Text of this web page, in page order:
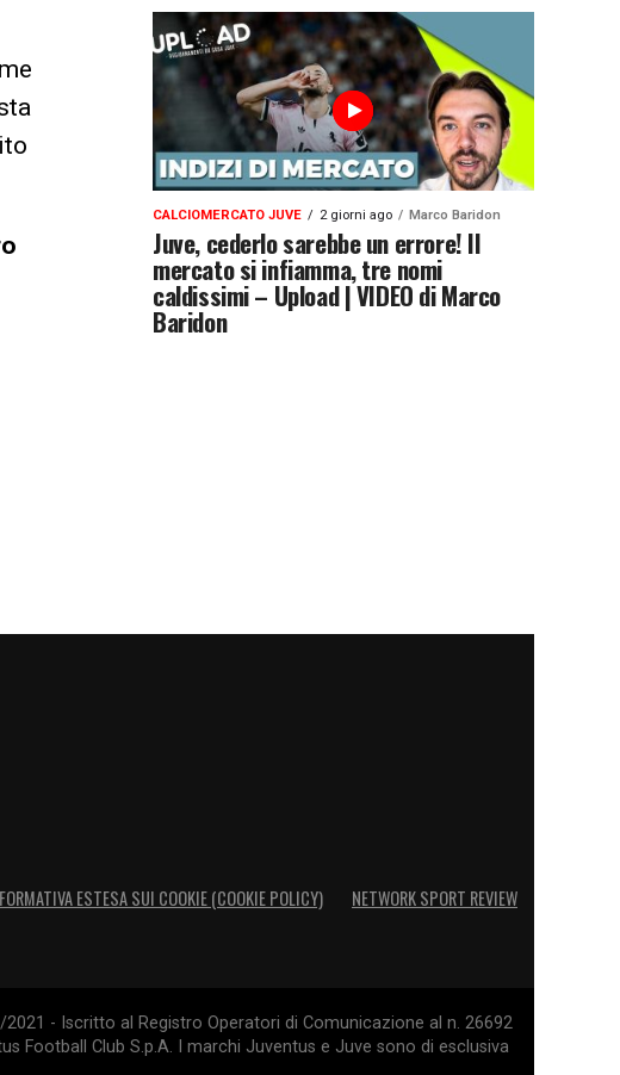
CALCIOMERCATO JUVE 2 giorni ago Marco Baridon
Juve, cederlo sarebbe un errore! Il
mercato si infiamma, tre nomi
caldissimi – Upload | VIDEO di Marco
Baridon
ESTESA SUI COOKIE (COOKIE POLICY) NETWORK SPORT REVIEW
- Iscritto al Registro Operatori di Comunicazione al n. 26692
Football Club S.p.A. I marchi Juventus e Juve sono di esclusiva